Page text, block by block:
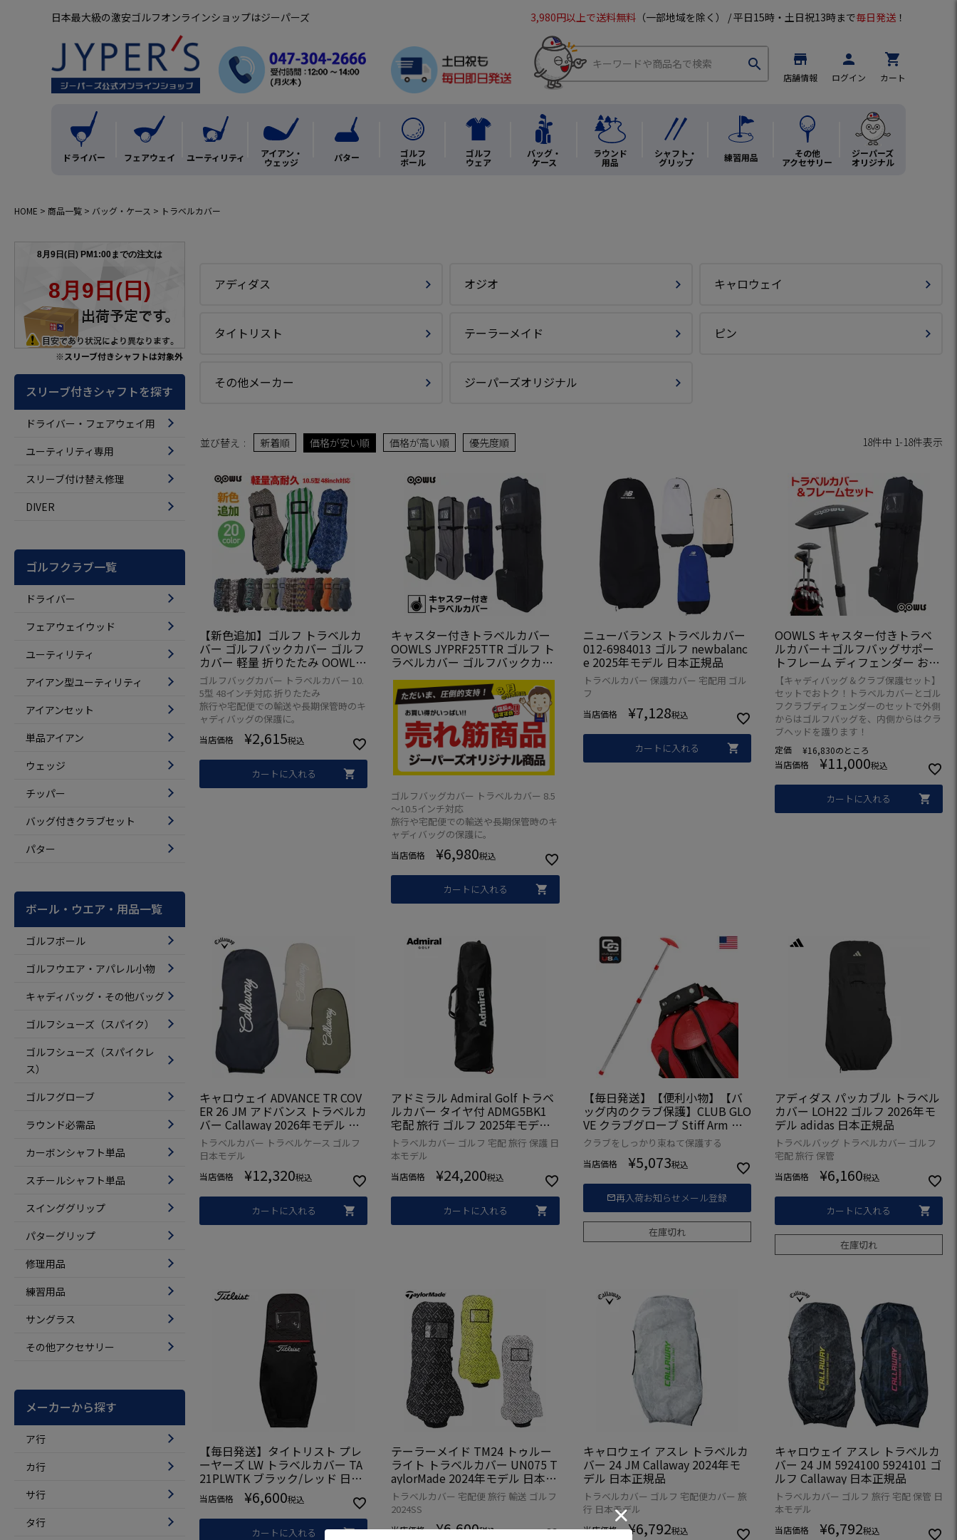
日本最大級の激安ゴルフオンラインショップはジーパーズ 3,980円以上で送料無料 （一部地域を除く） / 平日15時・土日祝13時まで毎日発送 ！
search store
店舗情報
person
ログイン
shopping_cart
カート
ドライバー フェアウェイ ユーティリティ アイアン・
ウェッジ パター ゴルフ
ボール
ゴルフ
ウェア
バッグ・
ケース
ラウンド
用品
シャフト・
グリップ 練習用品 その他
アクセサリー
ジーパーズ
オリジナル
HOME 商品一覧 バッグ・ケース トラベルカバー
※スリーブ付きシャフトは対象外
スリーブ付きシャフトを探す
ドライバー・フェアウェイ用
ユーティリティ専用
スリーブ付け替え修理
DIVER
ゴルフクラブ一覧
ドライバー
フェアウェイウッド
ユーティリティ
アイアン型ユーティリティ
アイアンセット
単品アイアン
ウェッジ
チッパー
バッグ付きクラブセット
パター
ボール・ウエア・用品一覧
ゴルフボール
ゴルフウエア・アパレル小物
キャディバッグ・その他バッグ
ゴルフシューズ（スパイク）
ゴルフシューズ（スパイクレ
ス）
ゴルフグローブ
ラウンド必需品
カーボンシャフト単品
スチールシャフト単品
スインググリップ
パターグリップ
修理用品
練習用品
サングラス
その他アクセサリー
メーカーから探す
ア行
カ行
サ行
タ行
アディダス オジオ キャロウェイ
タイトリスト テーラーメイド ピン
その他メーカー ジーパーズオリジナル
並び替え 新着順 価格が安い順 価格が高い順 優先度順 18件中 1-18件表示
【新色追加】ゴルフ トラベルカ
バー ゴルフバックカバー ゴルフ
カバー 軽量 折りたたみ OOWLS
軽量高耐久 ゴルフバックカバー
大容量 高耐久 宅配便 飛行機 旅
行
ゴルフバッグカバー トラベルカバー 10.
5型 48インチ対応 折りたたみ
旅行や宅配便での輸送や長期保管時のキ
ャディバッグの保護に。
当店価格 ¥2,615税込
カートに入れる
キャスター付きトラベルカバー
OOWLS JYPRF25TTR ゴルフ ト
ラベルカバー ゴルフバックカバ
旅行
ゴルフバッグカバー トラベルカバー 8.5
～10.5インチ対応
旅行や宅配便での輸送や長期保管時のキ
ャディバッグの保護に。
当店価格 ¥6,980税込
カートに入れる
ニューバランス トラベルカバー
012-6984013 ゴルフ newbalanc
e 2025年モデル 日本正規品
トラベルカバー 保護カバー 宅配用 ゴル
フ
当店価格 ¥7,128税込
カートに入れる
OOWLS キャスター付きトラベ
ルカバー＋ゴルフバッグサポー
トフレーム ディフェンダー お得
なセット JYPRF25TTR ゴルフ J
YPRF25GCDFD ジーパーズオリ
ジナル
【キャディバッグ＆クラブ保護セット】
セットでおトク！トラベルカバーとゴル
フクラブディフェンダーのセットで外側
からはゴルフバッグを、内側からはクラ
ブヘッドを護ります！
定価 ¥16,830のところ
当店価格
¥11,000税込
カートに入れる
キャロウェイ ADVANCE TR COV
ER 26 JM アドバンス トラベルカ
バー Callaway 2026年モデル 日
本正規品
トラベルカバー トラベルケース ゴルフ
日本モデル
当店価格 ¥12,320税込
カートに入れる
アドミラル Admiral Golf トラベ
ルカバー タイヤ付 ADMG5BK1
宅配 旅行 ゴルフ 2025年モデル
日本正規品
トラベルカバー ゴルフ 宅配 旅行 保護 日
本モデル
当店価格 ¥24,200税込
カートに入れる
【毎日発送】【便利小物】【バ
ッグ内のクラブ保護】CLUB GLO
VE クラブグローブ Stiff Arm ト
ラベルカバー内のクラブ保護
【米国製】
クラブをしっかり束ねて保護する
当店価格 ¥5,073税込
再入荷お知らせメール登録
在庫切れ
アディダス パッカブル トラベル
カバー LOH22 ゴルフ 2026年モ
デル adidas 日本正規品
トラベルバッグ トラベルカバー ゴルフ
宅配 旅行 保管
当店価格 ¥6,160税込
カートに入れる
在庫切れ
【毎日発送】タイトリスト プレ
ーヤーズ LW トラベルカバー TA
21PLWTK ブラック/レッド 日本
正規品 2023年モデル
当店価格 ¥6,600税込
カートに入れる
テーラーメイド TM24 トゥルー
ライト トラベルカバー UN075 T
aylorMade 2024年モデル 日本正
規品
トラベルカバー 宅配便 旅行 輸送 ゴルフ
2024SS
当店価格 ¥6,600税込
キャロウェイ アスレ トラベルカ
バー 24 JM Callaway 2024年モ
デル 日本正規品
トラベルカバー ゴルフ 宅配便カバー 旅
行 日本モデル
当店価格 ¥6,792税込
キャロウェイ アスレ トラベルカ
バー 24 JM 5924100 5924101 ゴ
ルフ Callaway 日本正規品
トラベルカバー ゴルフ 旅行 宅配 保管 日
本モデル
当店価格 ¥6,792税込